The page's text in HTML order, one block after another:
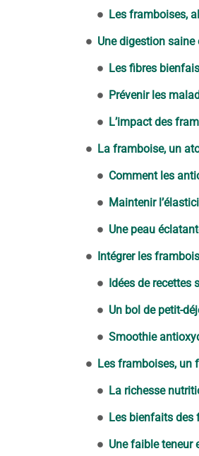
Les framboises,
Une digestion
Les fibres
Prévenir les
L’impact des
La framboise, un
Comment les
Maintenir
Une peau
Intégrer les
Idées de recettes
Un bol de petit-
Smoothie
Les framboises, un
La richesse
Les bienfaits des
Une faible teneur